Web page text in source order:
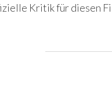
Kritik für diesen